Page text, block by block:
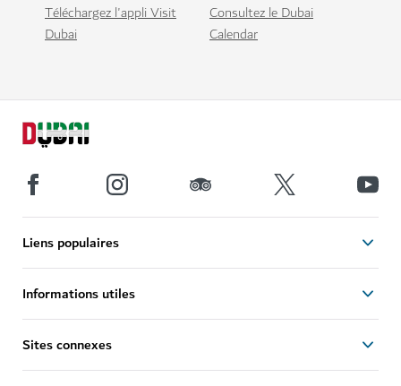
Téléchargez l'appli Visit
Dubai
Consultez le Dubai
Calendar
Liens populaires
Informations utiles
Sites connexes